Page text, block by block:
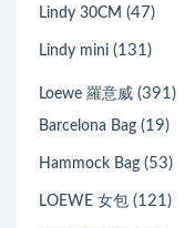
Lindy 30CM (47)
Lindy mini (131)
Loewe 羅意威 (391)
Barcelona Bag (19)
Hammock Bag (53)
LOEWE 女包 (121)